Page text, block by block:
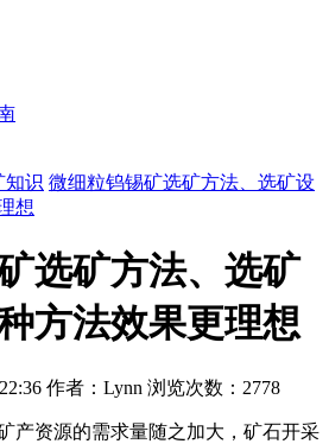
知识 微细粒钨锡矿选矿方法、选矿设
想
选矿方法、选矿
方法效果更理想
作者：Lynn 浏览次数：2778
产资源的需求量随之加大，矿石开采